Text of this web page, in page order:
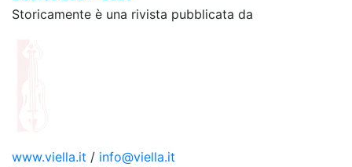
Storicamente è una rivista pubblicata da
www.viella.it / info@viella.it